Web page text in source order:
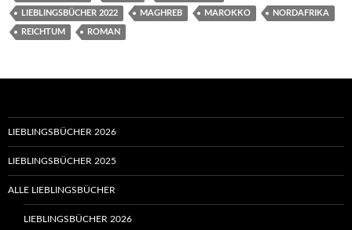
LIEBLINGSBÜCHER 2022 MAGHREB MAROKKO NORDAFRIKA
REICHTUM ROMAN
LIEBLINGSBÜCHER 2026
LIEBLINGSBÜCHER 2025
ALLE LIEBLINGSBÜCHER
LIEBLINGSBÜCHER 2026